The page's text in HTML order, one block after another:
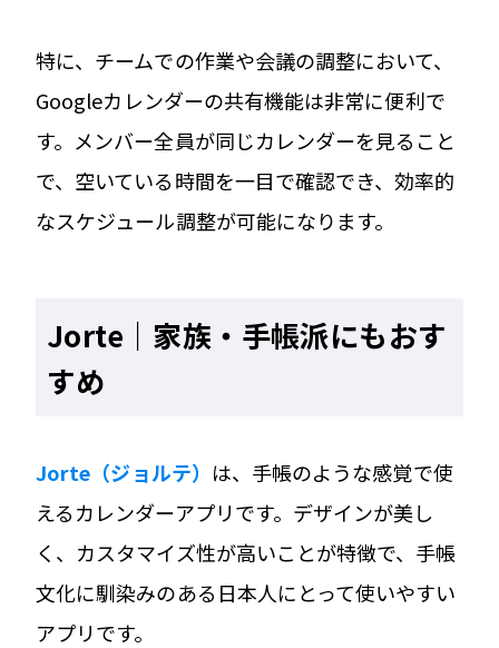
特に、チームでの作業や会議の調整において、
Googleカレンダーの共有機能は非常に便利で
す。メンバー全員が同じカレンダーを見ること
で、空いている時間を一目で確認でき、効率的
なスケジュール調整が可能になります。
Jorte｜家族・手帳派にもおす
すめ
Jorte（ジョルテ） は、手帳のような感覚で使
えるカレンダーアプリです。デザインが美し
く、カスタマイズ性が高いことが特徴で、手帳
文化に馴染みのある日本人にとって使いやすい
アプリです。